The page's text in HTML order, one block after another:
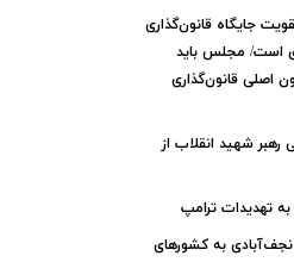
جایگاه قانون‌گذاری
است/ مجلس باید
اصلی قانون‌گذاری
رهبر شهید انقلاب از
تهدیدات ترامپ
به کشورهای